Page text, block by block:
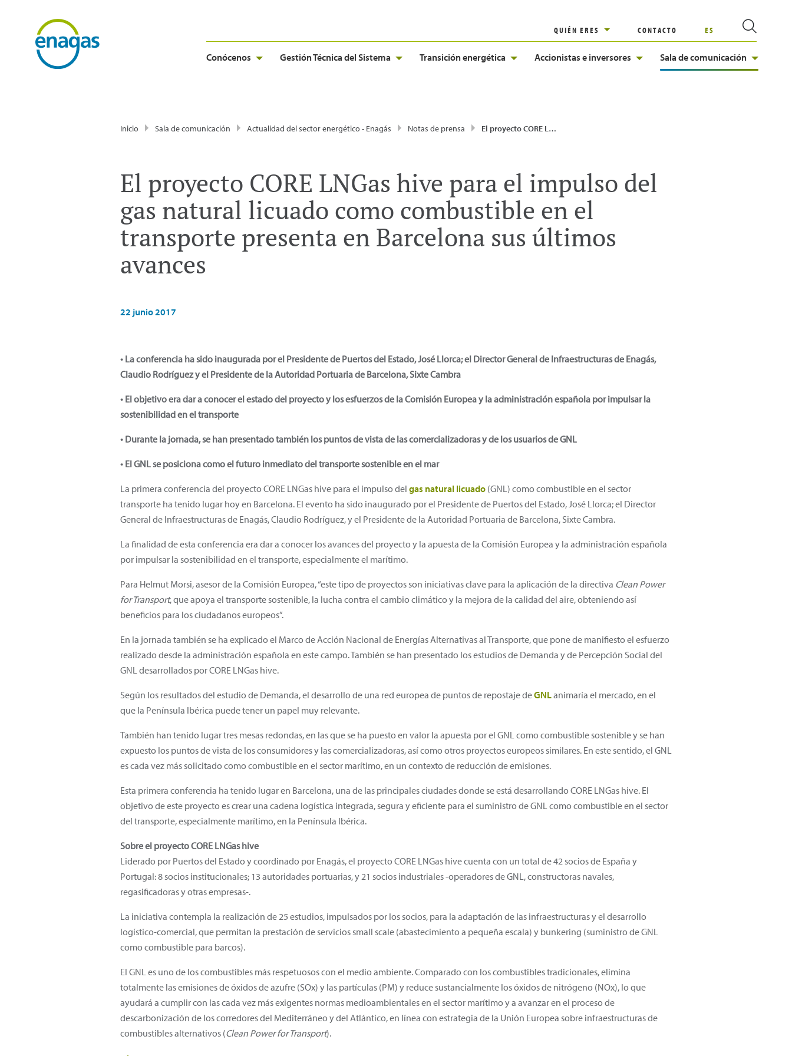
QUIÉN ERES CONTACTO ES
Conócenos Gestión Técnica del Sistema Transición energética Accionistas e inversores Sala de comunicación
Inicio Sala de comunicación Actualidad del sector energético - Enagás Notas de prensa El proyecto CORE LNGas hive para el impulso del gas natural licuado como combustible en el transporte presenta en Barcelona sus últimos avances
El proyecto CORE LNGas hive para el impulso del
gas natural licuado como combustible en el
transporte presenta en Barcelona sus últimos
avances
22 junio 2017
• La conferencia ha sido inaugurada por el Presidente de Puertos del Estado, José Llorca; el Director General de Infraestructuras de Enagás,
Claudio Rodríguez y el Presidente de la Autoridad Portuaria de Barcelona, Sixte Cambra
• El objetivo era dar a conocer el estado del proyecto y los esfuerzos de la Comisión Europea y la administración española por impulsar la
sostenibilidad en el transporte
• Durante la jornada, se han presentado también los puntos de vista de las comercializadoras y de los usuarios de GNL
• El GNL se posiciona como el futuro inmediato del transporte sostenible en el mar
La primera conferencia del proyecto CORE LNGas hive para el impulso del gas natural licuado (GNL) como combustible en el sector
transporte ha tenido lugar hoy en Barcelona. El evento ha sido inaugurado por el Presidente de Puertos del Estado, José Llorca; el Director
General de Infraestructuras de Enagás, Claudio Rodríguez, y el Presidente de la Autoridad Portuaria de Barcelona, Sixte Cambra.
La finalidad de esta conferencia era dar a conocer los avances del proyecto y la apuesta de la Comisión Europea y la administración española
por impulsar la sostenibilidad en el transporte, especialmente el marítimo.
Para Helmut Morsi, asesor de la Comisión Europea, “este tipo de proyectos son iniciativas clave para la aplicación de la directiva Clean Power
for Transport, que apoya el transporte sostenible, la lucha contra el cambio climático y la mejora de la calidad del aire, obteniendo así
beneficios para los ciudadanos europeos”.
En la jornada también se ha explicado el Marco de Acción Nacional de Energías Alternativas al Transporte, que pone de manifiesto el esfuerzo
realizado desde la administración española en este campo. También se han presentado los estudios de Demanda y de Percepción Social del
GNL desarrollados por CORE LNGas hive.
Según los resultados del estudio de Demanda, el desarrollo de una red europea de puntos de repostaje deGNLanimaría el mercado, en el
que la Península Ibérica puede tener un papel muy relevante.
También han tenido lugar tres mesas redondas, en las que se ha puesto en valor la apuesta por el GNL como combustible sostenible y se han
expuesto los puntos de vista de los consumidores y las comercializadoras, así como otros proyectos europeos similares. En este sentido, el GNL
es cada vez más solicitado como combustible en el sector marítimo, en un contexto de reducción de emisiones.
Esta primera conferencia ha tenido lugar en Barcelona, una de las principales ciudades donde se está desarrollando CORE LNGas hive. El
objetivo de este proyecto es crear una cadena logística integrada, segura y eficiente para el suministro de GNL como combustible en el sector
del transporte, especialmente marítimo, en la Península Ibérica.
Sobre el proyecto CORE LNGas hive
Liderado por Puertos del Estado y coordinado por Enagás, el proyecto CORE LNGas hive cuenta con un total de 42 socios de España y
Portugal: 8 socios institucionales; 13 autoridades portuarias, y 21 socios industriales -operadores de GNL, constructoras navales,
regasificadoras y otras empresas-.
La iniciativa contempla la realización de 25 estudios, impulsados por los socios, para la adaptación de las infraestructuras y el desarrollo
logístico-comercial, que permitan la prestación de servicios small scale (abastecimiento a pequeña escala) y bunkering (suministro de GNL
como combustible para barcos).
El GNL es uno de los combustibles más respetuosos con el medio ambiente. Comparado con los combustibles tradicionales, elimina
totalmente las emisiones de óxidos de azufre (SOx) y las partículas (PM) y reduce sustancialmente los óxidos de nitrógeno (NOx), lo que
ayudará a cumplir con las cada vez más exigentes normas medioambientales en el sector marítimo y a avanzar en el proceso de
descarbonización de los corredores del Mediterráneo y del Atlántico, en línea con estrategia de la Unión Europea sobre infraestructuras de
combustibles alternativos (Clean Power for Transport).